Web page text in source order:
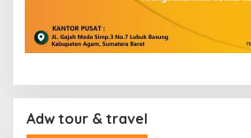
Adw tour & travel